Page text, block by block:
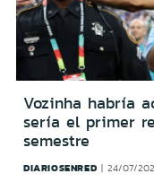
Vozinha habría
sería el primer
semestre
DIARIOSENRED 24/07/